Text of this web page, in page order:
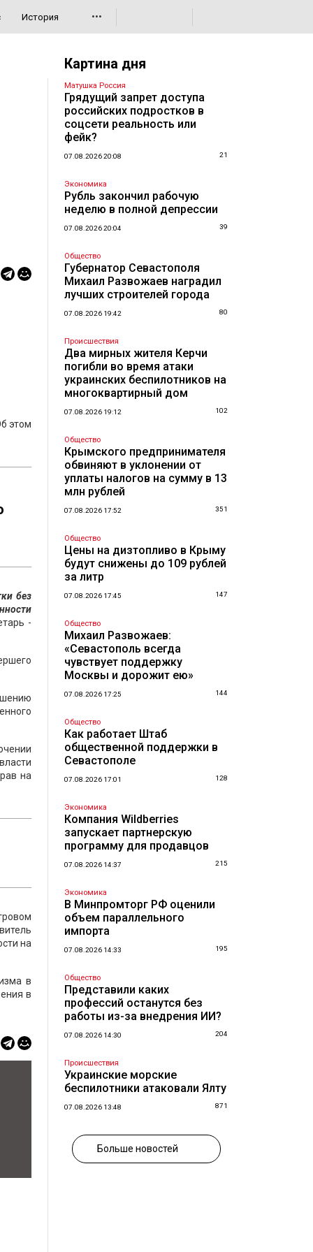
История •••
этом
без
-
на
на
в
в
Картина дня
Матушка Россия
Грядущий запрет доступа
российских подростков в
соцсети реальность или
фейк?
07.08.2026 20:08 21
Экономика
Рубль закончил рабочую
неделю в полной депрессии
07.08.2026 20:04 39
Общество
Губернатор Севастополя
Михаил Развожаев наградил
лучших строителей города
07.08.2026 19:42 80
Происшествия
Два мирных жителя Керчи
погибли во время атаки
украинских беспилотников на
многоквартирный дом
07.08.2026 19:12 102
Общество
Крымского предпринимателя
обвиняют в уклонении от
уплаты налогов на сумму в 13
млн рублей
07.08.2026 17:52 351
Общество
Цены на дизтопливо в Крыму
будут снижены до 109 рублей
за литр
07.08.2026 17:45 147
Общество
Михаил Развожаев:
«Севастополь всегда
чувствует поддержку
Москвы и дорожит ею»
07.08.2026 17:25 144
Общество
Как работает Штаб
общественной поддержки в
Севастополе
07.08.2026 17:01 128
Экономика
Компания Wildberries
запускает партнерскую
программу для продавцов
07.08.2026 14:37 215
Экономика
В Минпромторг РФ оценили
объем параллельного
импорта
07.08.2026 14:33 195
Общество
Представили каких
профессий останутся без
работы из-за внедрения ИИ?
07.08.2026 14:30 204
Происшествия
Украинские морские
беспилотники атаковали Ялту
07.08.2026 13:48 871
Больше новостей